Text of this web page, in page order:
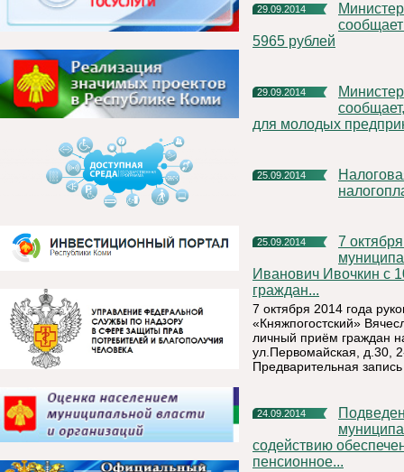
29.09.2014
Министерство экономического развития Республики Коми
5965 рублей
29.09.2014
Министерство экономического развития Республики Коми
для молодых
25.09.2014
Налоговая служба проводит Дни открытых дверей для
25.09.2014
7 октября 2014 года руководитель администрации
Иванович Ивочкин с
граждан...
7 октября 2014 года
«Княжпогостский»
личный приём граждан
ул.Первомайская, д.30,
Предварительная
24.09.2014
Подведены промежуточные итоги конкурса «Лучшее
содействию
пенсионное...